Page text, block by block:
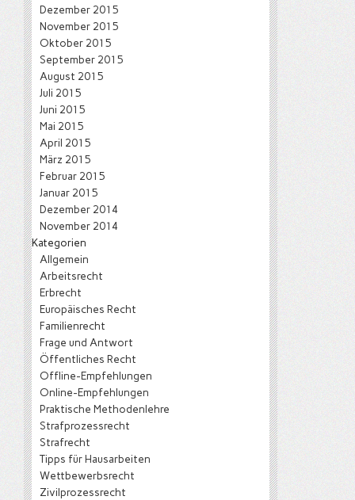
Dezember 2015
November 2015
Oktober 2015
September 2015
August 2015
Juli 2015
Juni 2015
Mai 2015
April 2015
März 2015
Februar 2015
Januar 2015
Dezember 2014
November 2014
Kategorien
Allgemein
Arbeitsrecht
Erbrecht
Europäisches Recht
Familienrecht
Frage und Antwort
Öffentliches Recht
Offline-Empfehlungen
Online-Empfehlungen
Praktische Methodenlehre
Strafprozessrecht
Strafrecht
Tipps für Hausarbeiten
Wettbewerbsrecht
Zivilprozessrecht